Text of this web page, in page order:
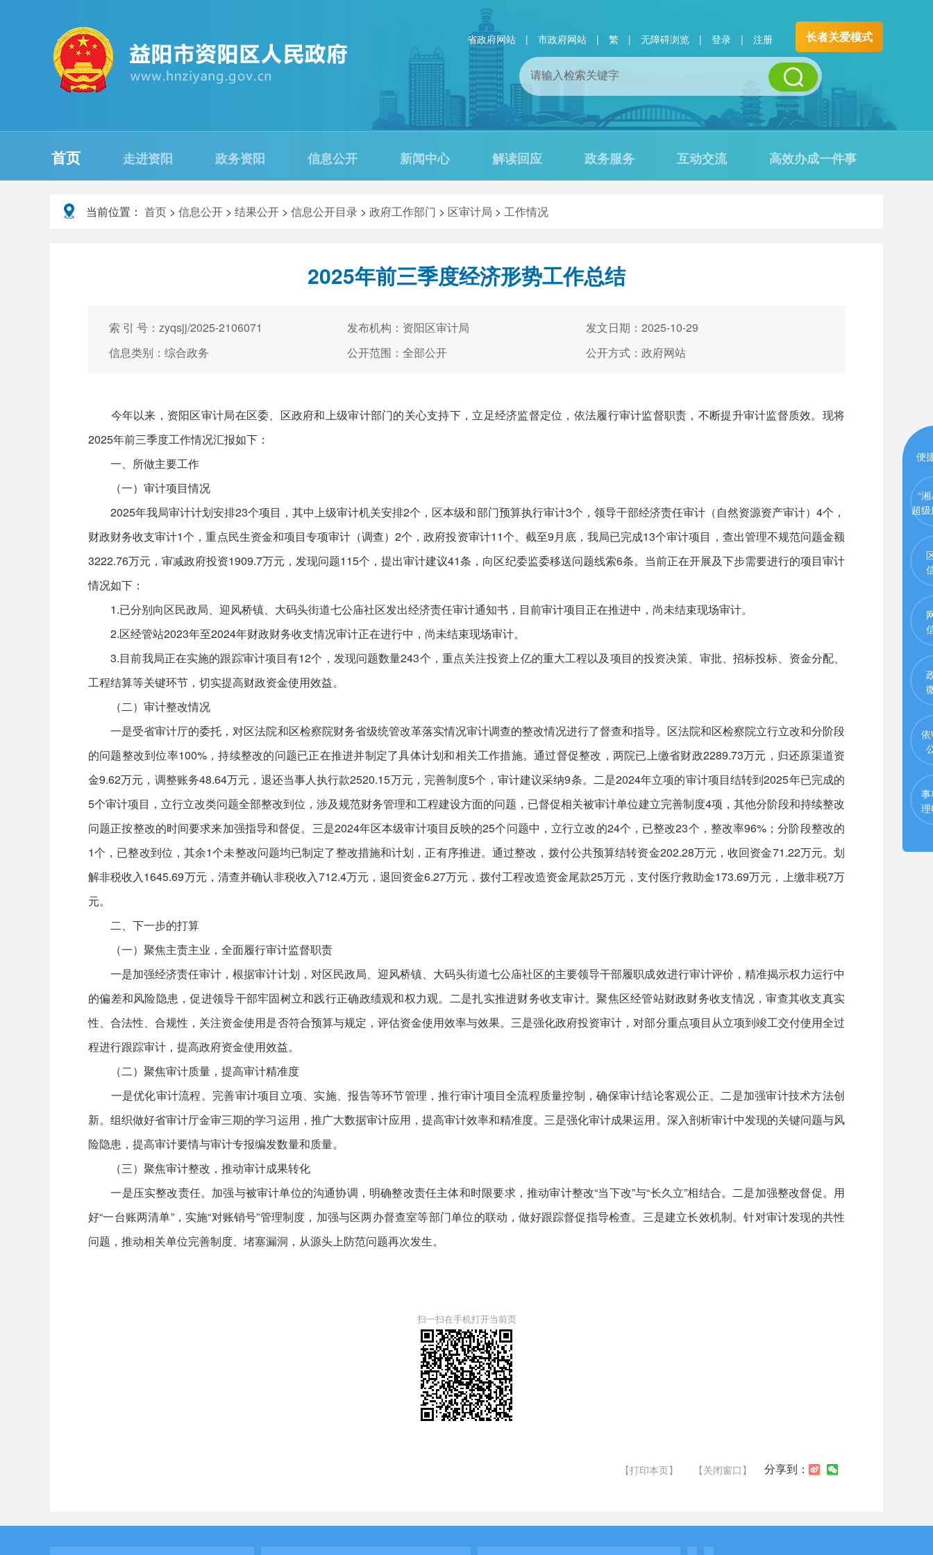
省政府网站 | 市政府网站 | 繁 | 无障碍浏览 | 登录 | 注册 长者关爱模式
首页 走进资阳 政务资阳 信息公开 新闻中心 解读回应 政务服务 互动交流 高效办成一件事
当前位置： 首页 > 信息公开 > 结果公开 > 信息公开目录 > 政府工作部门 > 区审计局 > 工作情况
2025年前三季度经济形势工作总结
索 引 号：zyqsjj/2025-2106071 发布机构：资阳区审计局
发文日期：2025-10-29
信息类别：综合政务
公开范围：全部公开 公开方式：政府网站
今年以来，资阳区审计局在区委、区政府和上级审计部门的关心支持下，立足经济监督定位，依法履行审计监督职责，不断提升审计监督质效。现将
2025年前三季度工作情况汇报如下：
一、所做主要工作
（一）审计项目情况
2025年我局审计计划安排23个项目，其中上级审计机关安排2个，区本级和部门预算执行审计3个，领导干部经济责任审计（自然资源资产审计）4个，
财政财务收支审计1个，重点民生资金和项目专项审计（调查）2个，政府投资审计11个。截至9月底，我局已完成13个审计项目，查出管理不规范问题金额
3222.76万元，审减政府投资1909.7万元，发现问题115个，提出审计建议41条，向区纪委监委移送问题线索6条。当前正在开展及下步需要进行的项目审计
情况如下：
1.已分别向区民政局、迎风桥镇、大码头街道七公庙社区发出经济责任审计通知书，目前审计项目正在推进中，尚未结束现场审计。
2.区经管站2023年至2024年财政财务收支情况审计正在进行中，尚未结束现场审计。
3.目前我局正在实施的跟踪审计项目有12个，发现问题数量243个，重点关注投资上亿的重大工程以及项目的投资决策、审批、招标投标、资金分配、
工程结算等关键环节，切实提高财政资金使用效益。
（二）审计整改情况
一是受省审计厅的委托，对区法院和区检察院财务省级统管改革落实情况审计调查的整改情况进行了督查和指导。区法院和区检察院立行立改和分阶段
的问题整改到位率100%，持续整改的问题已正在推进并制定了具体计划和相关工作措施。通过督促整改，两院已上缴省财政2289.73万元，归还原渠道资
金9.62万元，调整账务48.64万元，退还当事人执行款2520.15万元，完善制度5个，审计建议采纳9条。二是2024年立项的审计项目结转到2025年已完成的
5个审计项目，立行立改类问题全部整改到位，涉及规范财务管理和工程建设方面的问题，已督促相关被审计单位建立完善制度4项，其他分阶段和持续整改
问题正按整改的时间要求来加强指导和督促。三是2024年区本级审计项目反映的25个问题中，立行立改的24个，已整改23个，整改率96%；分阶段整改的
1个，已整改到位，其余1个未整改问题均已制定了整改措施和计划，正有序推进。通过整改，拨付公共预算结转资金202.28万元，收回资金71.22万元。划
解非税收入1645.69万元，清查并确认非税收入712.4万元，退回资金6.27万元，拨付工程改造资金尾款25万元，支付医疗救助金173.69万元，上缴非税7万
元。
二、下一步的打算
（一）聚焦主责主业，全面履行审计监督职责
一是加强经济责任审计，根据审计计划，对区民政局、迎风桥镇、大码头街道七公庙社区的主要领导干部履职成效进行审计评价，精准揭示权力运行中
的偏差和风险隐患，促进领导干部牢固树立和践行正确政绩观和权力观。二是扎实推进财务收支审计。聚焦区经管站财政财务收支情况，审查其收支真实
性、合法性、合规性，关注资金使用是否符合预算与规定，评估资金使用效率与效果。三是强化政府投资审计，对部分重点项目从立项到竣工交付使用全过
程进行跟踪审计，提高政府资金使用效益。
（二）聚焦审计质量，提高审计精准度
一是优化审计流程。完善审计项目立项、实施、报告等环节管理，推行审计项目全流程质量控制，确保审计结论客观公正。二是加强审计技术方法创
新。组织做好省审计厅金审三期的学习运用，推广大数据审计应用，提高审计效率和精准度。三是强化审计成果运用。深入剖析审计中发现的关键问题与风
险隐患，提高审计要情与审计专报编发数量和质量。
（三）聚焦审计整改，推动审计成果转化
一是压实整改责任。加强与被审计单位的沟通协调，明确整改责任主体和时限要求，推动审计整改“当下改”与“长久立”相结合。二是加强整改督促。用
好“一台账两清单”，实施“对账销号”管理制度，加强与区两办督查室等部门单位的联动，做好跟踪督促指导检查。三是建立长效机制。针对审计发现的共性
问题，推动相关单位完善制度、堵塞漏洞，从源头上防范问题再次发生。
扫一扫在手机打开当前页
【打印本页】 【关闭窗口】 分享到：
便
“
超